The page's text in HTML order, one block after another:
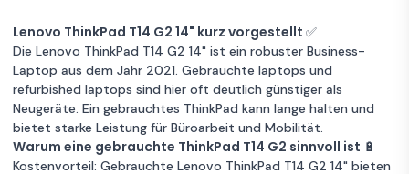
Lenovo
ThinkPad T14
G2 14" Core i5
2.6 GHz - SSD
256 GB - 16GB
QWERTZ -
1 €
Angebot
Unbekannter Zustand 16 GB RAM
256GB Speicher Intel Core i5
QWERTY -
Schwedisch
256GB Speicher Intel Core i5
Garantie 12 Monate
Lenovo
ThinkPad T14
G2 14" Core
386 €
Zum
Angebot
Lenovo ThinkPad T14 G2 14" kurz vorgestellt ✅
Die Lenovo ThinkPad T14 G2 14" ist ein robuster Business-
Laptop aus dem Jahr 2021. Gebrauchte laptops und
refurbished laptops sind hier oft deutlich günstiger als
Neugeräte. Ein gebrauchtes ThinkPad kann lange halten und
bietet starke Leistung für Büroarbeit und Mobilität.
Warum eine gebrauchte ThinkPad T14 G2 sinnvoll ist 🔋
Kostenvorteil: Gebrauchte Lenovo ThinkPad T14 G2 14" bieten